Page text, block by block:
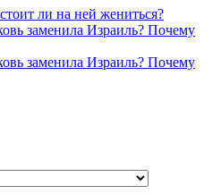
ли на ней жениться?
заменила Израиль? Почему
заменила Израиль? Почему